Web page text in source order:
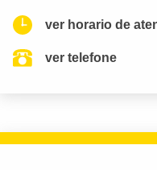
ver horario de
ver telefone